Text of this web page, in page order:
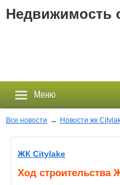
Недвижимость
Меню
Застройщики
Новостройки
Все новости → Новости жк
ЖК Citylake
Ход строительства